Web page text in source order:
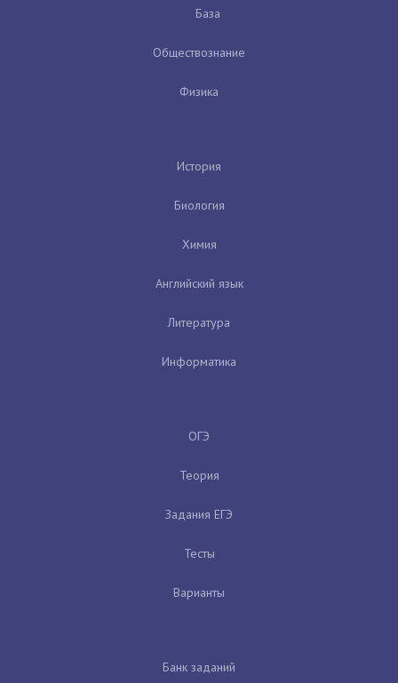
База
Обществознание
Физика
История
Биология
Химия
Английский язык
Литература
Информатика
ОГЭ
Теория
Задания ЕГЭ
Тесты
Варианты
Банк заданий